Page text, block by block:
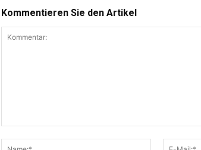
Kommentieren Sie den Artikel
Name:*